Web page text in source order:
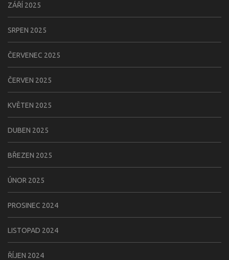
ZÁŘÍ 2025
SRPEN 2025
ČERVENEC 2025
ČERVEN 2025
KVĚTEN 2025
DUBEN 2025
BŘEZEN 2025
ÚNOR 2025
PROSINEC 2024
LISTOPAD 2024
ŘÍJEN 2024